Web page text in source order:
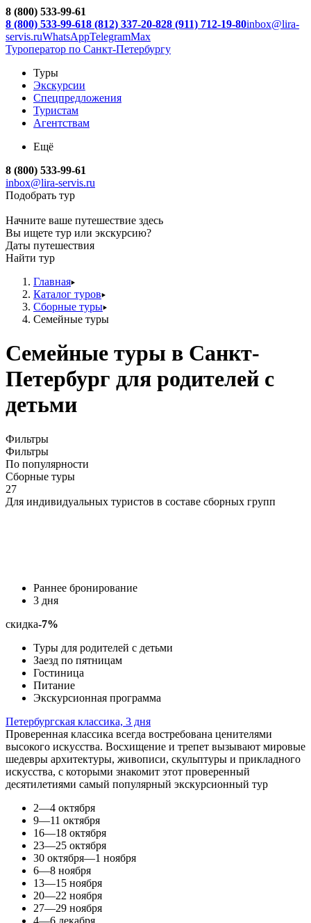
8 (800) 533-99-61
8 (800) 533-99-618 (812) 337-20-828 (911) 712-19-80inbox@lira-
servis.ruWhatsAppTelegramMax
Туроператор по Санкт-Петербургу
Туры
Экскурсии
Спецпредложения
Туристам
Агентствам
Ещё
8 (800) 533-99-61
inbox@lira-servis.ru
Подобрать тур
Начните ваше путешествие здесь
Вы ищете тур или экскурсию?
Даты путешествия
Найти тур
Главная
Каталог туров
Сборные туры
Семейные туры
Семейные туры в Санкт-
Петербург для родителей с
детьми
Фильтры
Фильтры
По популярности
Сборные туры
27
Для индивидуальных туристов в составе сборных групп
Раннее бронирование
3 дня
скидка-7%
Туры для родителей с детьми
Заезд по пятницам
Гостиница
Питание
Экскурсионная программа
Петербургская классика, 3 дня
Проверенная классика всегда востребована ценителями
высокого искусства. Восхищение и трепет вызывают мировые
шедевры архитектуры, живописи, скульптуры и прикладного
искусства, с которыми знакомит этот проверенный
десятилетиями самый популярный экскурсионный тур
2—4 октября
9—11 октября
16—18 октября
23—25 октября
30 октября—1 ноября
6—8 ноября
13—15 ноября
20—22 ноября
27—29 ноября
4—6 декабря